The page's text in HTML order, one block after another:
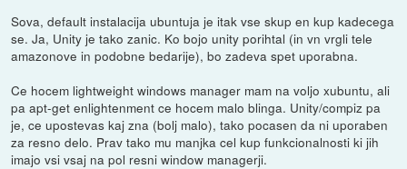
Sova, default instalacija ubuntuja je itak vse skup en kup kadecega
se. Ja, Unity je tako zanic. Ko bojo unity porihtal (in vn vrgli tele
amazonove in podobne bedarije), bo zadeva spet uporabna.
Ce hocem lightweight windows manager mam na voljo xubuntu, ali
pa apt-get enlightenment ce hocem malo blinga. Unity/compiz pa
je, ce upostevas kaj zna (bolj malo), tako pocasen da ni uporaben
za resno delo. Prav tako mu manjka cel kup funkcionalnosti ki jih
imajo vsi vsaj na pol resni window managerji.